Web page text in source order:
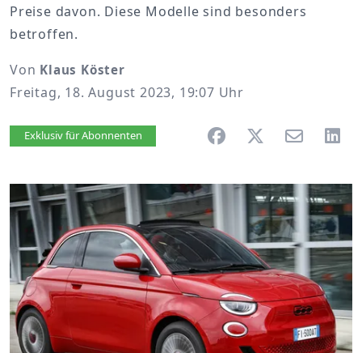
Preise davon. Diese Modelle sind besonders
betroffen.
Von Klaus Köster
Freitag, 18. August 2023, 19:07 Uhr
Artikel vorlesen
Exklusiv für Abonnenten